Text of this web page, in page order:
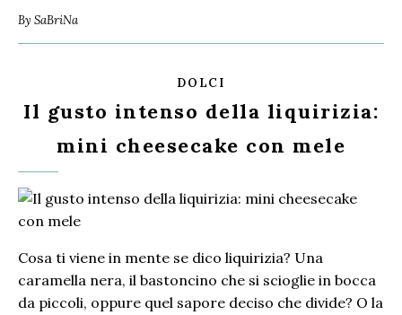
By SaBriNa
DOLCI
Il gusto intenso della liquirizia:
mini cheesecake con mele
Cosa ti viene in mente se dico liquirizia? Una
caramella nera, il bastoncino che si scioglie in bocca
da piccoli, oppure quel sapore deciso che divide? O la